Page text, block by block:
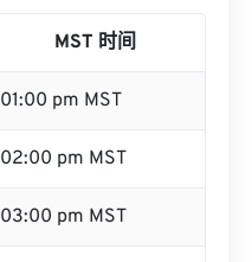
MST 时间
01:00 pm MST
02:00 pm MST
03:00 pm MST